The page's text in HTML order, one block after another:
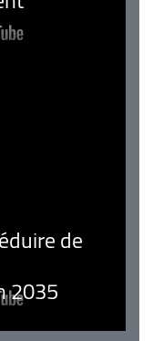
de
2035